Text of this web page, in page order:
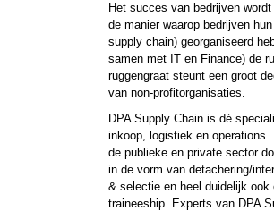
Het succes van bedrijven
de manier waarop bedrijven
supply chain) georganiseerd
samen met IT en Finance) de
ruggengraat steunt een groot
van non-profitorganisaties.
DPA Supply Chain is dé
inkoop, logistiek en
de publieke en private sector
in de vorm van detachering/
& selectie en heel duidelijk
traineeship. Experts van DPA